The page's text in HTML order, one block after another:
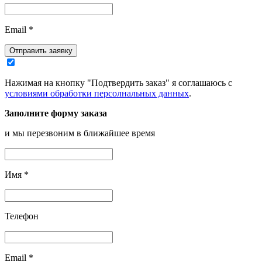
Email *
Отправить заявку
Нажимая на кнопку "Подтвердить заказ" я соглашаюсь с
условиями обработки персолнальных данных.
Заполните форму заказа
и мы перезвоним в ближайшее время
Имя *
Телефон
Email *